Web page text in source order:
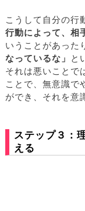
こうして自分の行
行動によって、相
いうことがあった
なっているな」
と
それは悪いことで
ことで、無意識で
ができ、それを意
ステップ３：
える